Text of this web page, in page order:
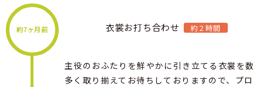
約7ヶ月前 衣裳お打ち合わせ 約２時間
主役のおふたりを鮮やかに引き立てる衣裳を数
多く取り揃えてお待ちしておりますので、プロ